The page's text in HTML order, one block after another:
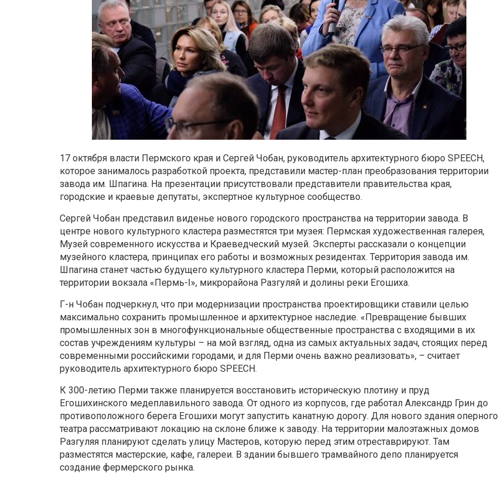
17 октября власти Пермского края и Сергей Чобан, руководитель архитектурного бюро SPEECH,
которое занималось разработкой проекта, представили мастер-план преобразования территории
завода им. Шпагина. На презентации присутствовали представители правительства края,
городские и краевые депутаты, экспертное культурное сообщество.
Сергей Чобан представил виденье нового городского пространства на территории завода. В
центре нового культурного кластера разместятся три музея: Пермская художественная галерея,
Музей современного искусства и Краеведческий музей. Эксперты рассказали о концепции
музейного кластера, принципах его работы и возможных резидентах. Территория завода им.
Шпагина станет частью будущего культурного кластера Перми, который расположится на
территории вокзала «Пермь-I», микрорайона Разгуляй и долины реки Егошиха.
Г-н Чобан подчеркнул, что при модернизации пространства проектировщики ставили целью
максимально сохранить промышленное и архитектурное наследие. «Превращение бывших
промышленных зон в многофункциональные общественные пространства с входящими в их
состав учреждениям культуры – на мой взгляд, одна из самых актуальных задач, стоящих перед
современными российскими городами, и для Перми очень важно реализовать», – считает
руководитель архитектурного бюро SPEECH.
К 300-летию Перми также планируется восстановить историческую плотину и пруд
Егошихинского медеплавильного завода. От одного из корпусов, где работал Александр Грин до
противоположного берега Егошихи могут запустить канатную дорогу. Для нового здания оперного
театра рассматривают локацию на склоне ближе к заводу. На территории малоэтажных домов
Разгуляя планируют сделать улицу Мастеров, которую перед этим отреставрируют. Там
разместятся мастерские, кафе, галереи. В здании бывшего трамвайного депо планируется
создание фермерского рынка.